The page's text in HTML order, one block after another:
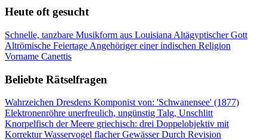
Heute oft gesucht
Schnelle, tanzbare Musikform aus Louisiana Altägyptischer Gott
Altrömische Feiertage Angehöriger einer indischen Religion
Vorname Canettis
Beliebte Rätselfragen
Wahrzeichen Dresdens Komponist von: 'Schwanensee' (1877)
Elektronenröhre unerfreulich, ungünstig Talg, Unschlitt
Knorpelfisch der Meere griechisch: drei Doppelobjektiv mit
KorrekturWasservogel flacher GewässerDurch Revision